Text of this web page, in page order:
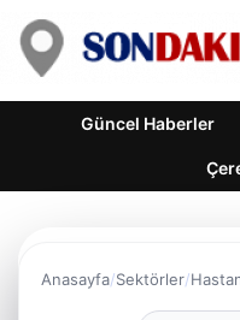
Güncel Haberler
Anasayfa Sektörler